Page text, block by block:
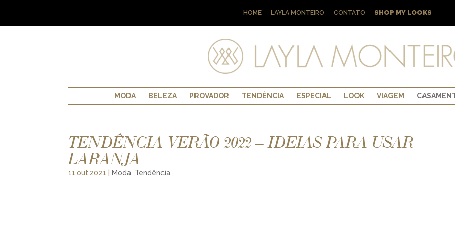
HOME LAYLA MONTEIRO CONTATO SHOP MY LOOKS
MODA BELEZA PROVADOR TENDÊNCIA ESPECIAL LOOK VIAGEM
TENDÊNCIA VERÃO 2022 – IDEIAS PARA USAR
LARANJA
11.out.2021 Moda, Tendência